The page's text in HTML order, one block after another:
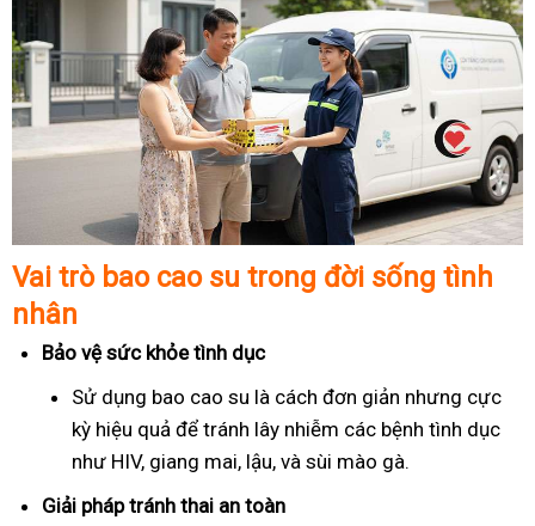
Vai trò bao cao su trong đời sống tình
nhân
Bảo vệ sức khỏe tình dục
Sử dụng bao cao su là cách đơn giản nhưng cực
kỳ hiệu quả để tránh lây nhiễm các bệnh tình dục
như HIV, giang mai, lậu, và sùi mào gà.
Giải pháp tránh thai an toàn